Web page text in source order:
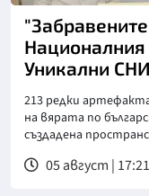
Националния
Уникални
213 редки
на вярата по
създадена
05 август | 17:21